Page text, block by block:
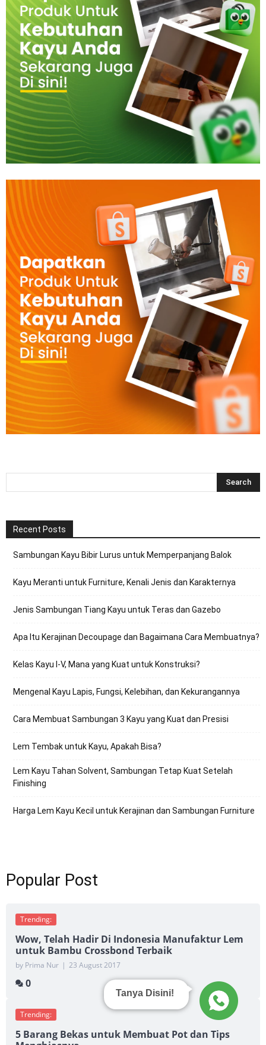
Recent Posts
Sambungan Kayu Bibir Lurus untuk Memperpanjang Balok
Kayu Meranti untuk Furniture, Kenali Jenis dan Karakternya
Jenis Sambungan Tiang Kayu untuk Teras dan Gazebo
Apa Itu Kerajinan Decoupage dan Bagaimana Cara Membuatnya?
Kelas Kayu I-V, Mana yang Kuat untuk Konstruksi?
Mengenal Kayu Lapis, Fungsi, Kelebihan, dan Kekurangannya
Cara Membuat Sambungan 3 Kayu yang Kuat dan Presisi
Lem Tembak untuk Kayu, Apakah Bisa?
Lem Kayu Tahan Solvent, Sambungan Tetap Kuat Setelah
Finishing
Harga Lem Kayu Kecil untuk Kerajinan dan Sambungan Furniture
Popular Post
Trending:
Wow, Telah Hadir Di Indonesia Manufaktur Lem
untuk Bambu Crossbond Terbaik
by Prima Nur | 23 August 2017
0
Trending:
5 Barang Bekas untuk Membuat Pot dan Tips
Tanya Disini!